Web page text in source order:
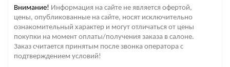
Внимание! Информация на сайте не является офертой,
цены, опубликованные на сайте, носят исключительно
ознакомительный характер и могут отличаться от цены
покупки на момент оплаты/получения заказа в салоне.
Заказ считается принятым после звонка оператора с
подтверждением условий!